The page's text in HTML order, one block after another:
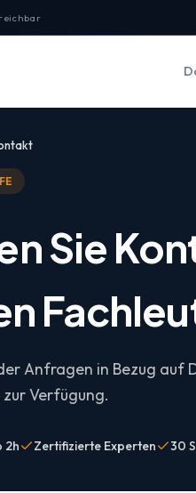
Sie
Anfragen in Bezug auf
Verfügung.
2h Zertifizierte Experten 30